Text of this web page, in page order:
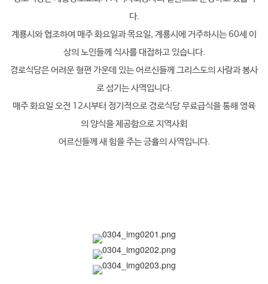
다.
계룡시와 협조하여 매주 화요일과 목요일, 계룡시에 거주하시는 60세 이
상의 노인들께 식사를 대접하고 있습니다.
경로식당은 어려운 형편 가운데 있는 어르신들께 그리스도의 사랑과 봉사
로 섬기는 사역입니다.
매주 화요일 오전 12시부터 정기적으로 경로식당 무료급식을 통해 영육
의 양식을 제공함으로 지역사회
어르신들께 새 힘을 주는 긍휼의 사역입니다.